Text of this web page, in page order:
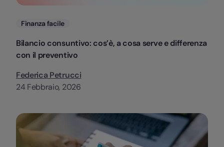
Categorie
Finanza facile
Bilancio consuntivo: cos’è, a cosa serve e differenza
con il preventivo
Federica Petrucci
24 Febbraio, 2026